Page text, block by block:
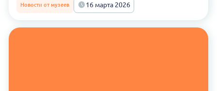
Новости от музеев 16 марта 2026